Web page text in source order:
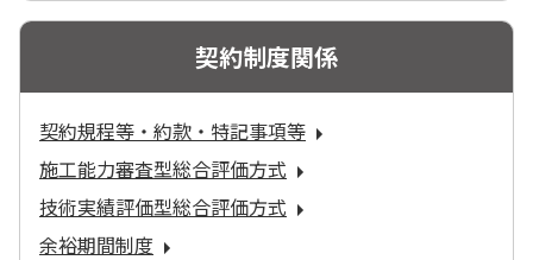
契約制度関係
契約規程等・約款・特記事項等
施工能力審査型総合評価方式
技術実績評価型総合評価方式
余裕期間制度